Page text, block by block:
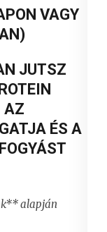
VAGY
JUTSZ
AZ
ÉS A
alapján